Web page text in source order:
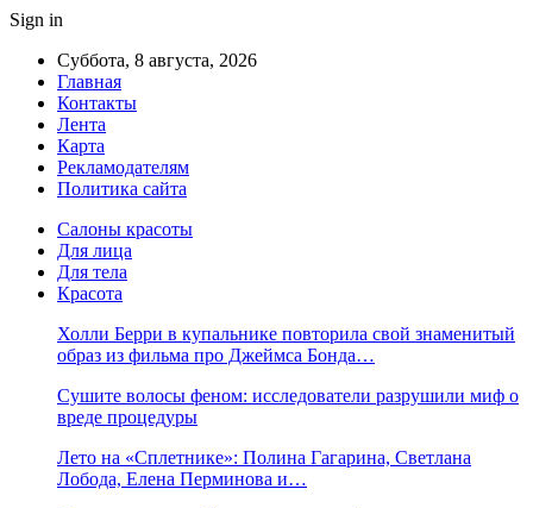
Sign in
Суббота, 8 августа, 2026
Главная
Контакты
Лента
Карта
Рекламодателям
Политика сайта
Салоны красоты
Для лица
Для тела
Красота
Холли Берри в купальнике повторила свой знаменитый
образ из фильма про Джеймса Бонда…
Сушите волосы феном: исследователи разрушили миф о
вреде процедуры
Лето на «Сплетнике»: Полина Гагарина, Светлана
Лобода, Елена Перминова и…